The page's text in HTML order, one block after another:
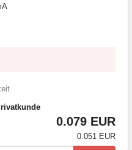
0.079 EUR
0.051 EUR